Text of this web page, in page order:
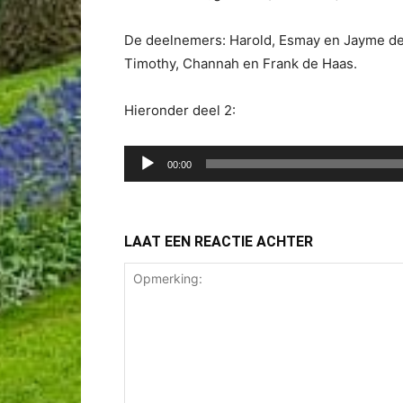
De deelnemers: Harold, Esmay en Jayme
Timothy, Channah en Frank de Haas.
Hieronder deel 2:
Audiospeler
00:00
LAAT EEN REACTIE ACHTER